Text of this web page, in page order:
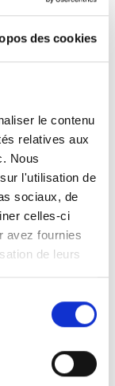
des cookies
le contenu
relatives aux
Nous
l'utilisation de
sociaux, de
celles-ci
avez fournies
de leurs
le
produits, il
pouvez utiliser
disponible, nous
ici.